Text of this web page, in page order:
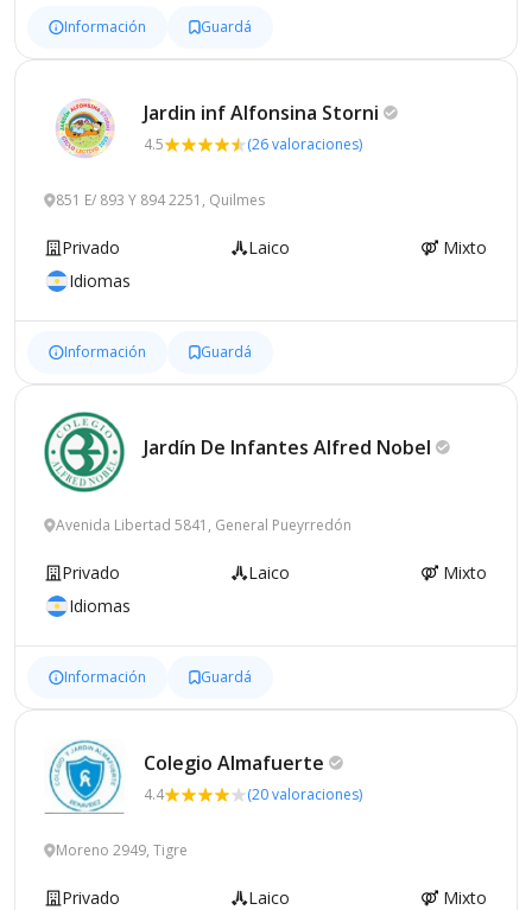
Información Guardá
Jardin inf Alfonsina Storni
4.5 (26 valoraciones)
851 E/ 893 Y 894 2251, Quilmes
Privado Laico
Mixto
Idiomas
Información Guardá
Jardín De Infantes Alfred Nobel
Avenida Libertad 5841, General Pueyrredón
Privado Laico
Mixto
Idiomas
Información Guardá
Colegio Almafuerte
4.4 (20 valoraciones)
Moreno 2949, Tigre
Privado Laico
Mixto